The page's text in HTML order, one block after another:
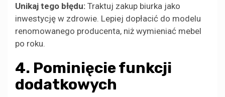
Unikaj tego błędu: Traktuj zakup biurka jako
inwestycję w zdrowie. Lepiej dopłacić do modelu
renomowanego producenta, niż wymieniać mebel
po roku.
4. Pominięcie funkcji
dodatkowych